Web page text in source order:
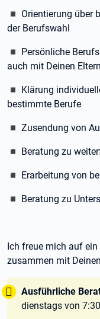
◾ Orientierung über
der Berufswahl
◾ Persönliche
auch mit Deinen Eltern
◾ Klärung
bestimmte Berufe
◾ Zusendung von
◾ Beratung zu
◾ Erarbeitung von
◾ Beratung zu
Ich freue mich auf
zusammen mit
Tipp:
Ausführliche
dienstags von